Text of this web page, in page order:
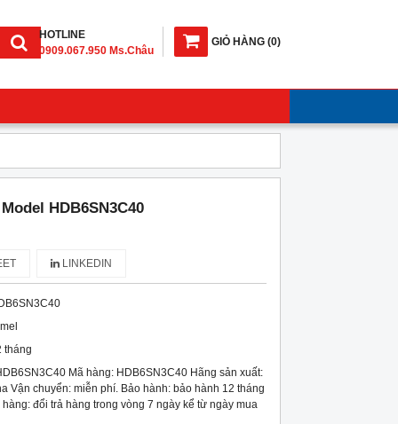
GIỎ HÀNG (0)
HOTLINE
0909.067.950 Ms.Châu
HDB6SN3C40
LINKEDIN
tháng
Mã hàng: HDB6SN3C40 Hãng sản xuất:
Vận chuyển: miễn phí. Bảo hành: bảo hành 12 tháng
đổi trả hàng trong vòng 7 ngày kể từ ngày mua